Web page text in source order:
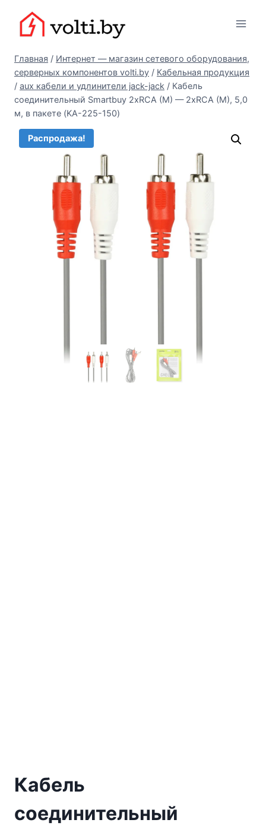
содержимому
Главная / Интернет — магазин сетевого оборудования,
серверных компонентов volti.by / Кабельная продукция
/ aux кабели и удлинители jack-jack / Кабель
соединительный Smartbuy 2xRCA (M) — 2xRCA (M), 5,0
м, в пакете (KA-225-150)
Распродажа!
Кабель
соединительный